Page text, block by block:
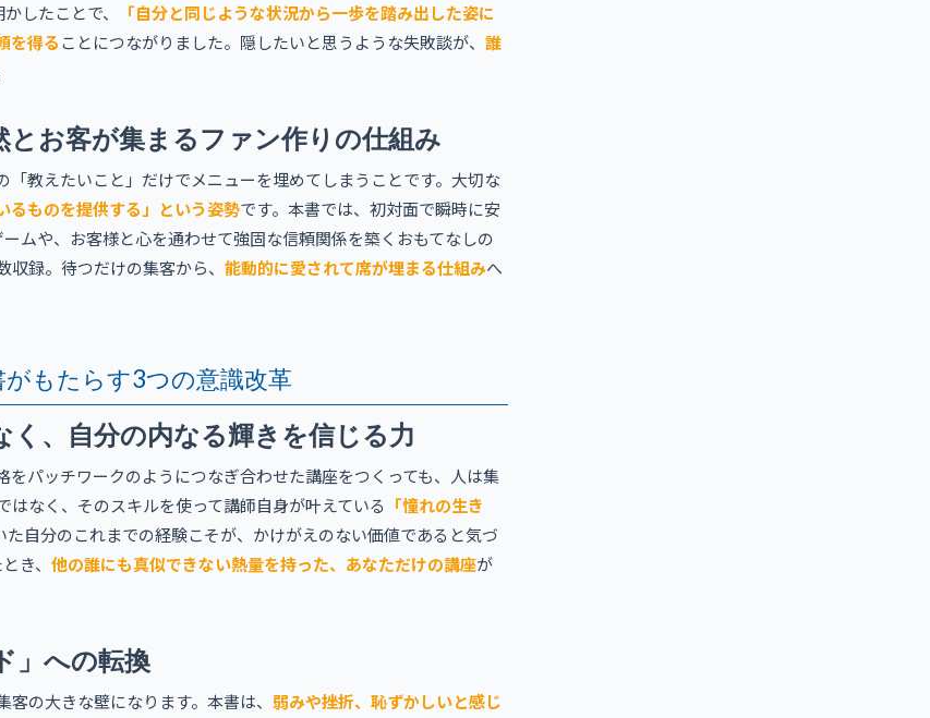
したことで、
「自分と同じような状況から一歩を踏み出した姿に
を得ることにつながりました。隠したいと思うような失敗談が、 誰
とお客が集まるファン作りの仕組み
教えたいこと」だけでメニューを埋めてしまうことです。大切な
るものを提供する」という姿勢です。本書では、初対面で瞬時に安
ムや、お客様と心を通わせて強固な信頼関係を築くおもてなしの
収録。待つだけの集客から、 能動的に愛されて席が埋まる仕組みへ
もたらす3つの意識改革
く、自分の内なる輝きを信じる力
をパッチワークのようにつなぎ合わせた講座をつくっても、人は集
なく、そのスキルを使って講師自身が叶えている 「憧れの生き
自分のこれまでの経験こそが、かけがえのない価値であると気づ
き、 他の誰にも真似できない熱量を持った、あなただけの講座が
」への転換
の大きな壁になります。本書は、 弱みや挫折、恥ずかしいと感じ